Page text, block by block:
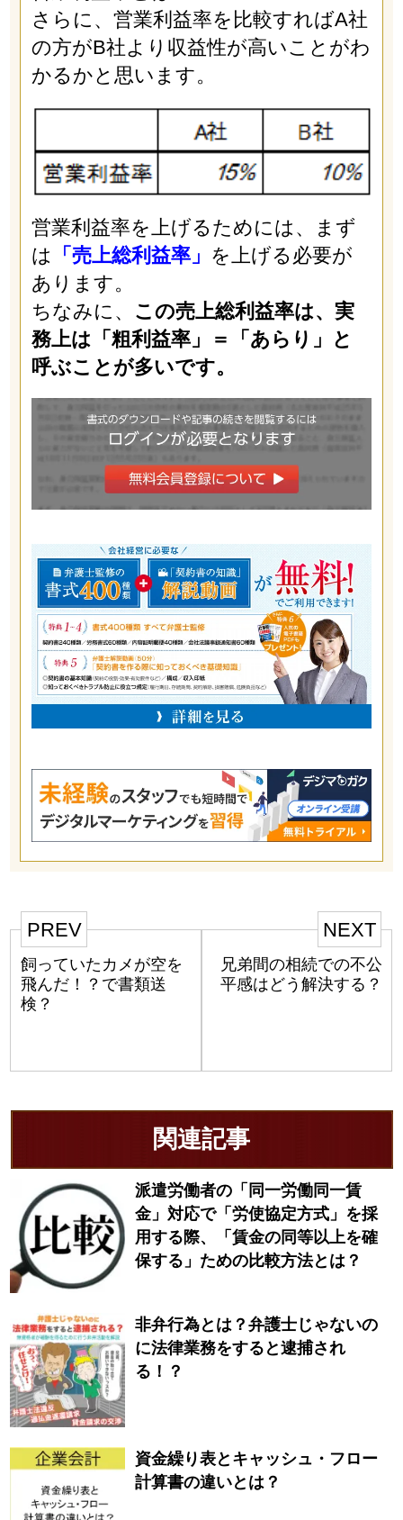
さらに、営業利益率を比較すればA社
の方がB社より収益性が高いことがわ
かるかと思います。
営業利益率を上げるためには、まず
は
「売上総利益率」 を上げる必要が
あります。
ちなみに、 この売上総利益率は、実
務上は「粗利益率」＝「あらり」と
呼ぶことが多いです。
PREV
飼っていたカメが空を
飛んだ！？で書類送
検？
NEXT
兄弟間の相続での不公
平感はどう解決する？
関連記事
派遣労働者の「同一労働同一賃
金」対応で「労使協定方式」を採
用する際、「賃金の同等以上を確
保する」ための比較方法とは？
非弁行為とは？弁護士じゃないの
に法律業務をすると逮捕され
る！？
資金繰り表とキャッシュ・フロー
計算書の違いとは？